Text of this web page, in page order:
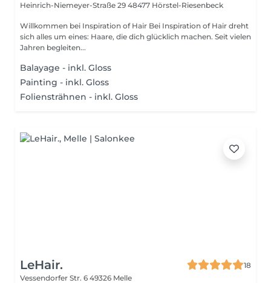
Heinrich-Niemeyer-Straße 29 48477 Hörstel-Riesenbeck
Willkommen bei Inspiration of Hair Bei Inspiration of Hair dreht
sich alles um eines: Haare, die dich glücklich machen. Seit vielen
Jahren begleiten...
Balayage - inkl. Gloss
Painting - inkl. Gloss
Foliensträhnen - inkl. Gloss
LeHair.
18
Vessendorfer Str. 6 49326 Melle